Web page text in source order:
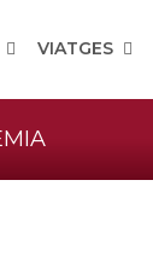
VIATGES